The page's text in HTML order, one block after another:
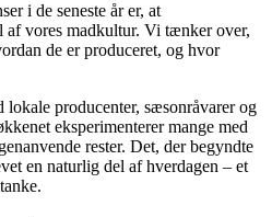
i de seneste år er, at
af vores madkultur. Vi tænker over,
de er produceret, og hvor
lokale producenter, sæsonråvarer og
eksperimenterer mange med
rester. Det, der begyndte
en naturlig del af hverdagen – et